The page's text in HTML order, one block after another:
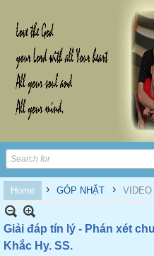
Home › GÓP NHẶT › VIDEO
Giải đáp tín lý - Phán xét
Khắc Hy. SS.